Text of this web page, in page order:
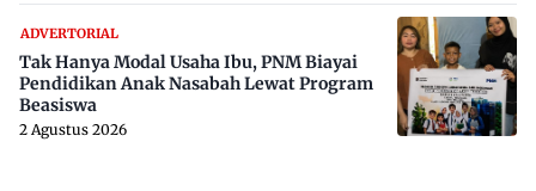
ADVERTORIAL
Tak Hanya Modal Usaha Ibu, PNM Biayai
Pendidikan Anak Nasabah Lewat Program
Beasiswa
2 Agustus 2026